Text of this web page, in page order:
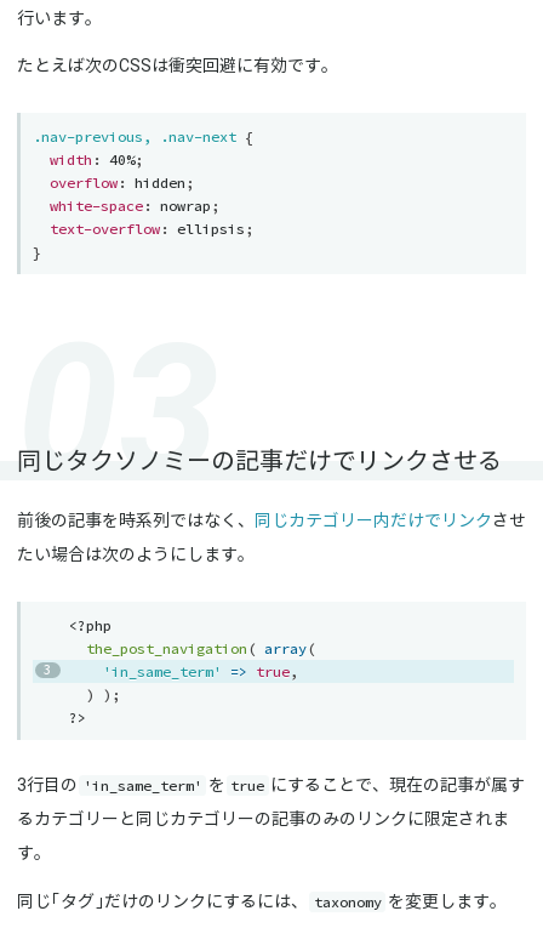
行います。
たとえば次のCSSは衝突回避に有効です。
.nav-previous, .nav-next {
width : 40%;
overflow: hidden ;
white-space: nowrap ;
text-overflow: ellipsis ;
}
同じタクソノミーの記事だけでリンクさせる
前後の記事を時系列ではなく、 同じカテゴリー内だけでリンク させ
たい場合は次のようにします。
<?php
the_post_navigation ( array(
'in_same_term'
=> true,
)
) ;
?>
3行目の 'in_same_term' を true にすることで、現在の記事が属す
るカテゴリーと同じカテゴリーの記事のみのリンクに限定されま
す。
同じ「タグ」だけのリンクにするには、 taxonomy を変更します。